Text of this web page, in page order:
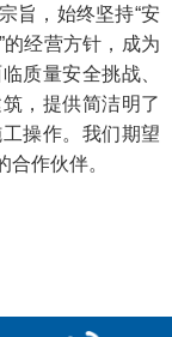
，始终坚持“安
经营方针，成为
质量安全挑战、
，提供简洁明了
操作。我们期望
作伙伴。